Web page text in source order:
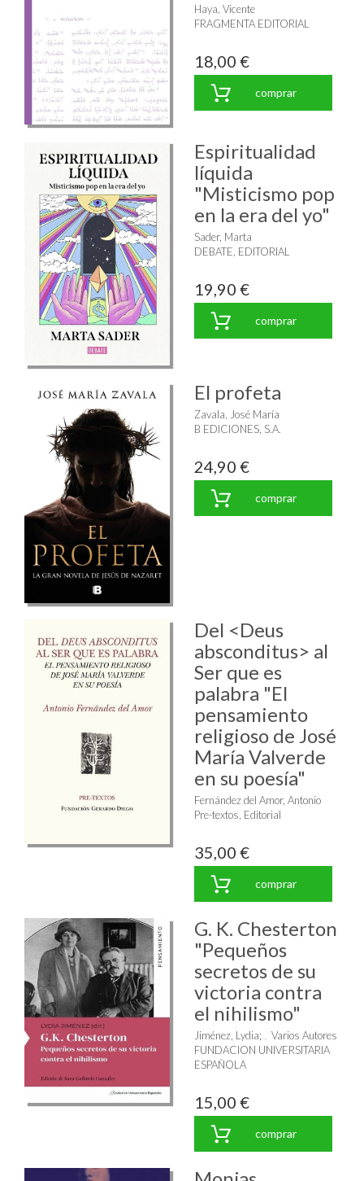
Haya, Vicente
FRAGMENTA EDITORIAL
18,00 €
comprar
Espiritualidad
líquida
"Misticismo pop
en la era del yo"
Sader, Marta
DEBATE, EDITORIAL
19,90 €
comprar
El profeta
Zavala, José María
B EDICIONES, S.A.
24,90 €
comprar
Del <Deus
absconditus> al
Ser que es
palabra "El
pensamiento
religioso de José
María Valverde
en su poesía"
Fernández del Amor, Antonio
Pre-textos, Editorial
35,00 €
comprar
G. K. Chesterton
"Pequeños
secretos de su
victoria contra
el nihilismo"
Jiménez, Lydia;
Varios Autores
FUNDACION UNIVERSITARIA
ESPAÑOLA
15,00 €
comprar